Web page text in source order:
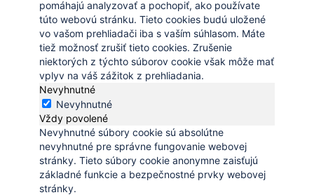
pomáhajú analyzovať a pochopiť, ako používate
túto webovú stránku. Tieto cookies budú uložené
vo vašom prehliadači iba s vaším súhlasom. Máte
tiež možnosť zrušiť tieto cookies. Zrušenie
niektorých z týchto súborov cookie však môže mať
vplyv na váš zážitok z prehliadania.
Nevyhnutné
Nevyhnutné
Vždy povolené
Nevyhnutné súbory cookie sú absolútne
nevyhnutné pre správne fungovanie webovej
stránky. Tieto súbory cookie anonymne zaisťujú
základné funkcie a bezpečnostné prvky webovej
stránky.